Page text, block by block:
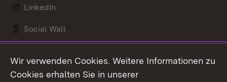
LinkedIn
Social Wall
Wir verwenden Cookies. Weitere Informationen zu
Cookies erhalten Sie in unserer